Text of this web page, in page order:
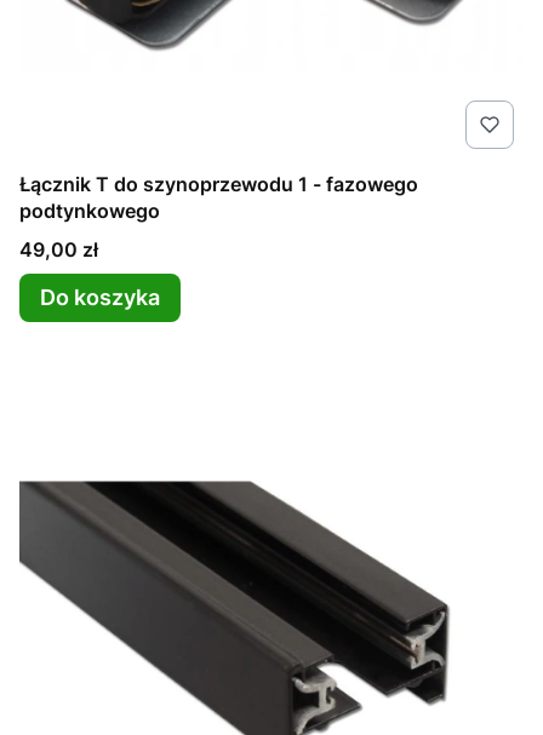
Łącznik T do szynoprzewodu 1 - fazowego
podtynkowego
Cena
49,00 zł
Do koszyka